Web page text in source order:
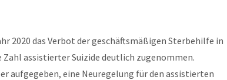
2020 das Verbot der geschäftsmäßigen Sterbehilfe in
assistierter Suizide deutlich zugenommen.
aufgegeben, eine Neuregelung für den assistierten